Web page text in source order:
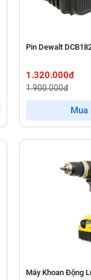
Pin Dewalt
1.320.000đ
1.900.000đ
Mua
Máy Khoan Động